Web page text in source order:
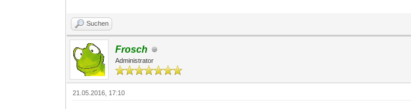
Suchen
Frosch
Administrator
21.05.2016, 17:10